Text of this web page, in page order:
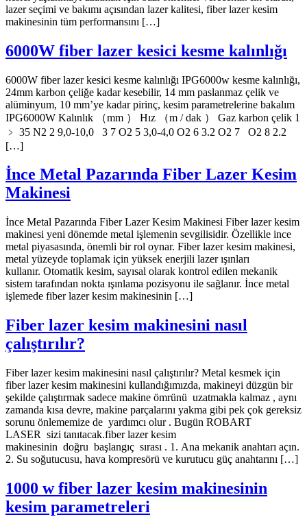
lazer seçimi ve bakımı açısından lazer kalitesi, fiber lazer kesim
makinesinin tüm performansını […]
6000W fiber lazer kesici kesme kalınlığı
6000W fiber lazer kesici kesme kalınlığı IPG6000w kesme kalınlığı,
24mm karbon çeliğe kadar kesebilir, 14 mm paslanmaz çelik ve
alüminyum, 10 mm’ye kadar pirinç, kesim parametrelerine bakalım
IPG6000W Kalınlık （mm ） Hız （m / dak ） Gaz karbon çelik 1
﹥ 35 N2 2 9,0-10,0 3 7 O2 5 3,0-4,0 O2 6 3.2 O2 7 O2 8 2.2
[…]
İnce Metal Pazarında Fiber Lazer Kesim
Makinesi
İnce Metal Pazarında Fiber Lazer Kesim Makinesi Fiber lazer kesim
makinesi yeni dönemde metal işlemenin sevgilisidir. Özellikle ince
metal piyasasında, önemli bir rol oynar. Fiber lazer kesim makinesi,
metal yüzeyde toplamak için yüksek enerjili lazer ışınları
kullanır. Otomatik kesim, sayısal olarak kontrol edilen mekanik
sistem tarafından nokta ışınlama pozisyonu ile sağlanır. İnce metal
işlemede fiber lazer kesim makinesinin […]
Fiber lazer kesim makinesini nasıl
çalıştırılır?
Fiber lazer kesim makinesini nasıl çalıştırılır? Metal kesmek için
fiber lazer kesim makinesini kullandığımızda, makineyi düzgün bir
şekilde çalıştırmak sadece makine ömrünü uzatmakla kalmaz , aynı
zamanda kısa devre, makine parçalarını yakma gibi pek çok gereksiz
sorunu önlememize de yardımcı olur . Bugün ROBART
LASER sizi tanıtacak.fiber lazer kesim
makinesinin doğru başlangıç sırası . 1. Ana mekanik anahtarı açın.
2. Su soğutucusu, hava kompresörü ve kurutucu güç anahtarını […]
1000 w fiber lazer kesim makinesinin
kesim parametreleri